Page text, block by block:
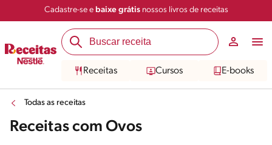
Cadastre-se e baixe grátisnossos livros de receitas
Receitas Cursos E-books
Todas as receitas
Receitas com Ovos